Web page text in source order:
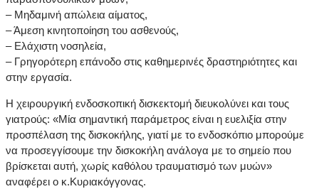
– Μηδαμινή απώλεια αίματος,
– Άμεση κινητοποίηση του ασθενούς,
– Ελάχιστη νοσηλεία,
– Γρηγορότερη επάνοδο στις καθημερινές δραστηριότητες και
στην εργασία.
Η χειρουργική ενδοσκοπική δισκεκτομή διευκολύνει και τους
γιατρούς: «Μία σημαντική παράμετρος είναι η ευελιξία στην
προσπέλαση της δισκοκήλης, γιατί με το ενδοσκόπιο μπορούμε
να προσεγγίσουμε την δισκοκήλη ανάλογα με το σημείο που
βρίσκεται αυτή, χωρίς καθόλου τραυματισμό των μυών»
αναφέρει ο κ.Κυριακόγγονας.